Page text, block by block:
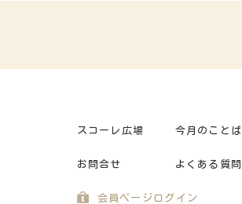
スコーレ広場 今月のことば
お問合せ よくある質問
会員ページログイン